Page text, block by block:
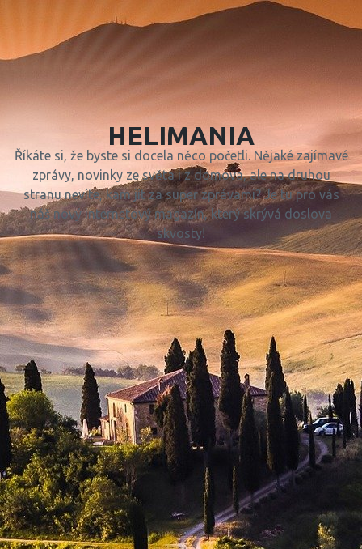
HELIMANIA
Říkáte si, že byste si docela něco početli. Nějaké zajímavé
zprávy, novinky ze světa i z domova, ale na druhou
stranu nevíte, kam jít za super zprávami? Je tu pro vás
náš nový internetový magazín, který skrývá doslova
skvosty!